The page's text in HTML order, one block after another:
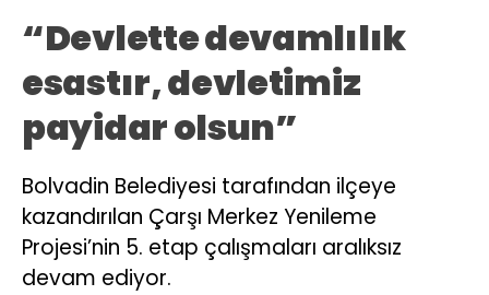
“Devlette devamlılık
esastır, devletimiz
payidar olsun”
Bolvadin Belediyesi tarafından ilçeye
kazandırılan Çarşı Merkez Yenileme
Projesi’nin 5. etap çalışmaları aralıksız
devam ediyor.